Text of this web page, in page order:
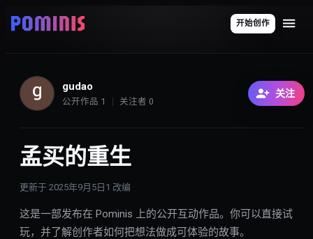
开始创作
gudao
公开作品 1 关注者 0
关注
孟买的重生
更新于 2025年9月5日 1 改编
这是一部发布在 Pominis 上的公开互动作品。你可以直接试
玩，并了解创作者如何把想法做成可体验的故事。